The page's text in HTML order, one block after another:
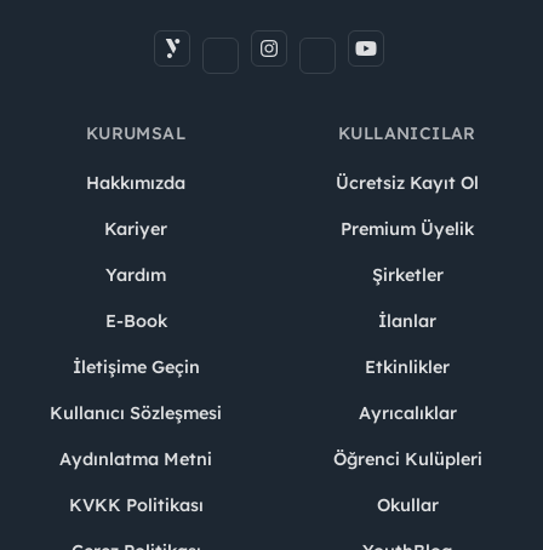
KURUMSAL
Hakkımızda
Kariyer
Yardım
E-Book
İletişime Geçin
Kullanıcı Sözleşmesi
Aydınlatma Metni
KVKK Politikası
KULLANICILAR
Ücretsiz Kayıt Ol
Premium Üyelik
Şirketler
İlanlar
Etkinlikler
Ayrıcalıklar
Öğrenci Kulüpleri
Okullar